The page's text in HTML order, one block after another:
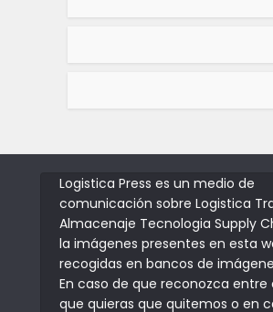
Logistica Press es un medio de
comunicación sobre Logistica
Almacenaje Tecnologia Supply
la imágenes presentes en esta
recogidas en bancos de
En caso de que reconozca entre
que quieras que quitemos o en